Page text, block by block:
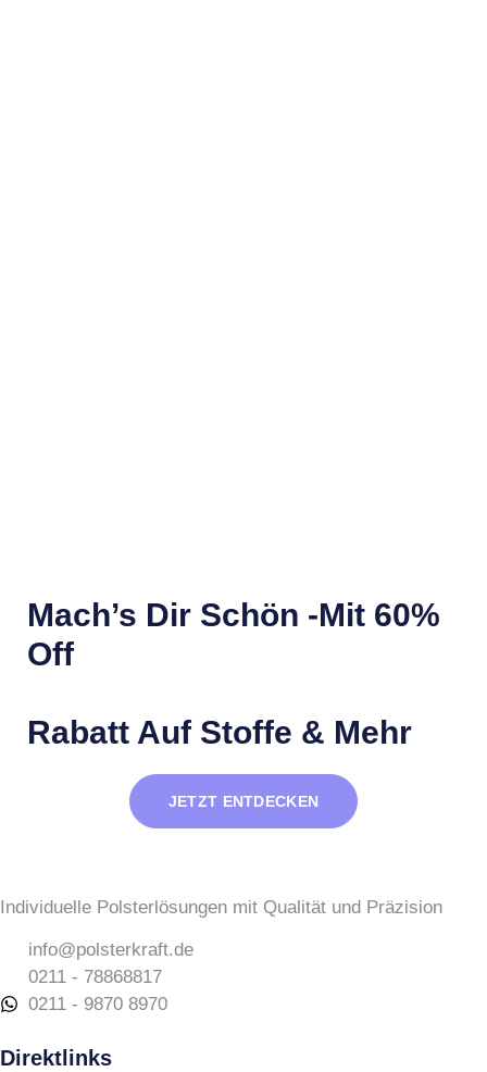
Mach’s Dir Schön -mit 60%
Off
Rabatt Auf Stoffe & Mehr
JETZT ENTDECKEN
Individuelle Polsterlösungen mit Qualität und Präzision
info@polsterkraft.de
0211 - 78868817
0211 - 9870 8970
Direktlinks